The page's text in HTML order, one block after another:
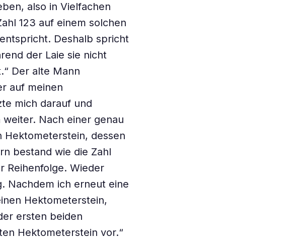
also in Vielfachen
123 auf einem solchen
Deshalb spricht
der Laie sie nicht
Der alte Mann
auf meinen
mich darauf und
Nach einer genau
Hektometerstein, dessen
bestand wie die Zahl
Reihenfolge. Wieder
Nachdem ich erneut eine
Hektometerstein,
ersten beiden
Hektometerstein vor.“